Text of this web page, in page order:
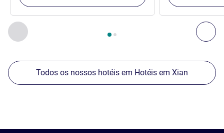
Anterior - Nossos outros estabelecimentos nas
Página , Nossos outros estabelecimentos nas
Todos os nossos hotéis em Hotéis em Xian